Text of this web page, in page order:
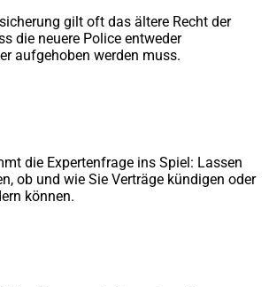
gilt oft das ältere Recht der
die neuere Police entweder
aufgehoben werden muss.
die Expertenfrage ins Spiel: Lassen
ob und wie Sie Verträge kündigen oder
können.